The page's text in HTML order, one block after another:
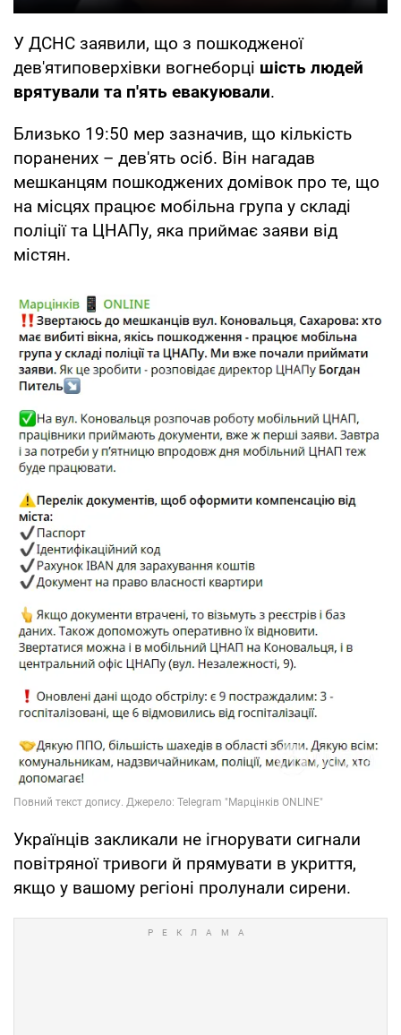
У ДСНС заявили, що з пошкодженої
дев'ятиповерхівки вогнеборці шість людей
врятували та п'ять евакуювали.
Близько 19:50 мер зазначив, що кількість
поранених – дев'ять осіб. Він нагадав
мешканцям пошкоджених домівок про те, що
на місцях працює мобільна група у складі
поліції та ЦНАПу, яка приймає заяви від
містян.
Українців закликали не ігнорувати сигнали
повітряної тривоги й прямувати в укриття,
якщо у вашому регіоні пролунали сирени.